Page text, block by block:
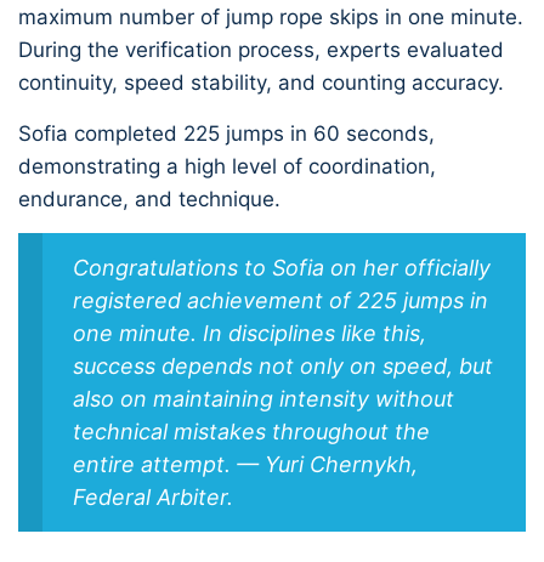
maximum number of jump rope skips in one minute.
During the verification process, experts evaluated
continuity, speed stability, and counting accuracy.
Sofia completed 225 jumps in 60 seconds,
demonstrating a high level of coordination,
endurance, and technique.
Congratulations to Sofia on her officially
registered achievement of 225 jumps in
one minute. In disciplines like this,
success depends not only on speed, but
also on maintaining intensity without
technical mistakes throughout the
entire attempt. — Yuri Chernykh,
Federal Arbiter.